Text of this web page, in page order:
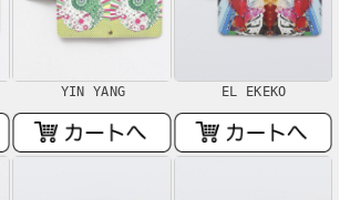
YIN YANG EL EKEKO